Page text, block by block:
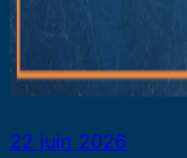
22 juin 2026